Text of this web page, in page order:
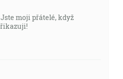
Jste moji přátelé, když